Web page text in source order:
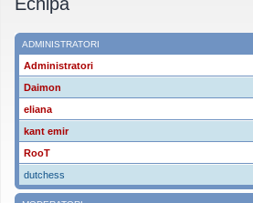
ADMINISTRATORI
Administratori
Daimon
eliana
kant emir
RooT
dutchess